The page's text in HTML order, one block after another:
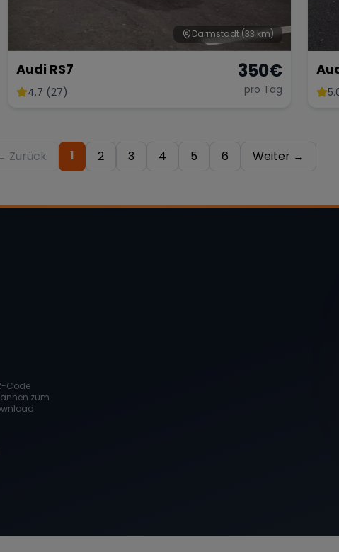
Darmstadt(33 km)
Audi RS7
4.7 (27)
350€
pro Tag
Zurück 1 2 3 4 5 6 Weiter →
Code
zum